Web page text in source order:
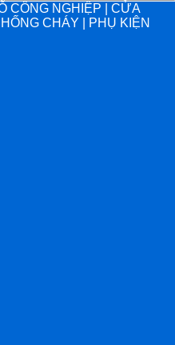
CÔNG NGHIỆP | CỬA
CHÁY | PHỤ KIỆN